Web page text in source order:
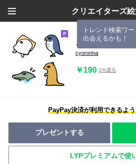
クリエイターズ
トレンド検索ワ
出会えるかも！
メジェド様絵文
cyororina
￥190 1%還元
PayPay決済が利用できるよ
プレゼントする
LYPプレミアムで使